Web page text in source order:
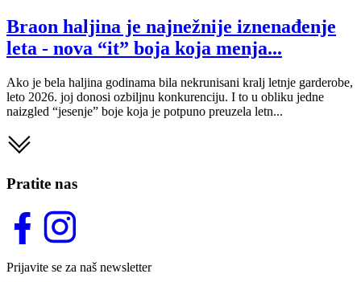
Braon haljina je najnežnije iznenađenje
leta - nova “it” boja koja menja...
Ako je bela haljina godinama bila nekrunisani kralj letnje garderobe,
leto 2026. joj donosi ozbiljnu konkurenciju. I to u obliku jedne
naizgled “jesenje” boje koja je potpuno preuzela letn...
Pratite nas
Prijavite se za naš newsletter